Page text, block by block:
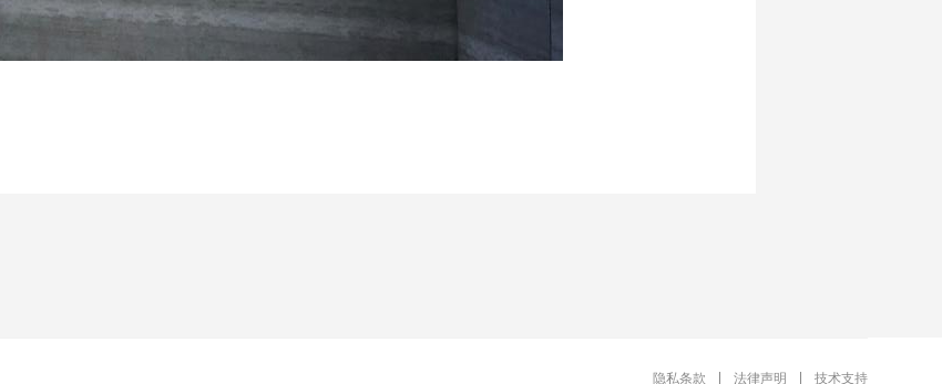
隐私条款 法律声明 技术支持